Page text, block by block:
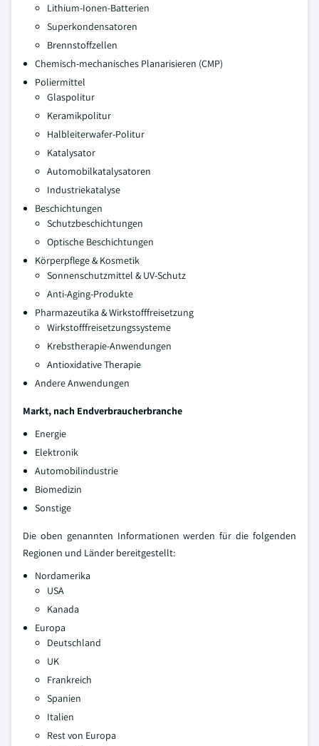
Lithium-Ionen-Batterien
Superkondensatoren
Brennstoffzellen
Chemisch-mechanisches Planarisieren (CMP)
Poliermittel
Glaspolitur
Keramikpolitur
Halbleiterwafer-Politur
Katalysator
Automobilkatalysatoren
Industriekatalyse
Beschichtungen
Schutzbeschichtungen
Optische Beschichtungen
Körperpflege & Kosmetik
Sonnenschutzmittel & UV-Schutz
Anti-Aging-Produkte
Pharmazeutika & Wirkstofffreisetzung
Wirkstofffreisetzungssysteme
Krebstherapie-Anwendungen
Antioxidative Therapie
Andere Anwendungen
Markt, nach Endverbraucherbranche
Energie
Elektronik
Automobilindustrie
Biomedizin
Sonstige
Die oben genannten Informationen werden für die folgenden
Regionen und Länder bereitgestellt:
Nordamerika
USA
Kanada
Europa
Deutschland
UK
Frankreich
Spanien
Italien
Rest von Europa